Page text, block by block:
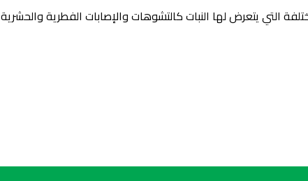
التي يتعرض لها النبات كالتشوهات والإصابات الفطرية